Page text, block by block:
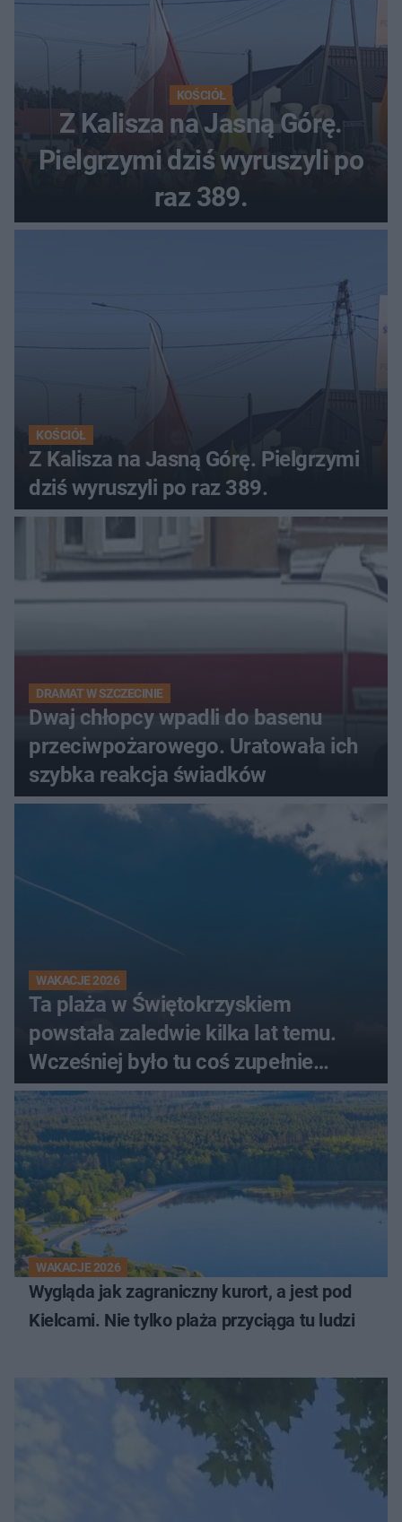
KOŚCIÓŁ
Z Kalisza na Jasną Górę.
Pielgrzymi dziś wyruszyli po
raz 389.
KOŚCIÓŁ
Z Kalisza na Jasną Górę. Pielgrzymi
dziś wyruszyli po raz 389.
DRAMAT W SZCZECINIE
Dwaj chłopcy wpadli do basenu
przeciwpożarowego. Uratowała ich
szybka reakcja świadków
WAKACJE 2026
Ta plaża w Świętokrzyskiem
powstała zaledwie kilka lat temu.
Wcześniej było tu coś zupełnie
innego
WAKACJE 2026
Wygląda jak zagraniczny kurort, a jest pod
Kielcami. Nie tylko plaża przyciąga tu ludzi